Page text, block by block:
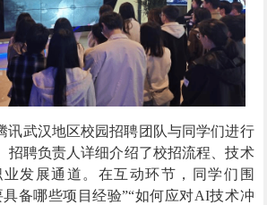
讯武汉地区校园招聘团队与同学们进行
招聘负责人详细介绍了校招流程、技术
发展通道。在互动环节，同学们围
备哪些项目经验”“如何应对AI技术冲